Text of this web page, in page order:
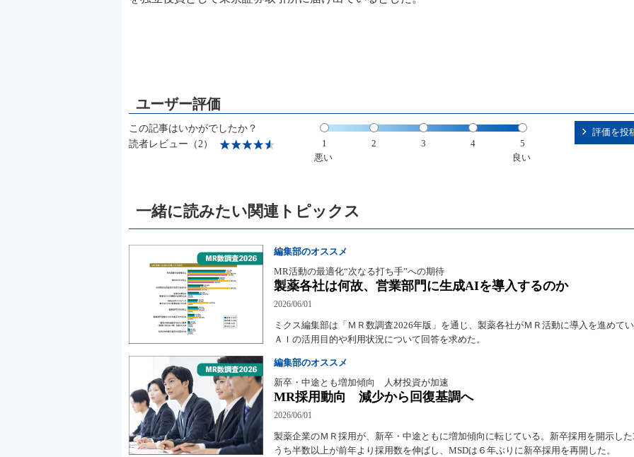
この記事はいかがでしたか？
読者レビュー（2）
1 2 3 4
5
悪い
良い
評価を投
一緒に読みたい関連トピックス
編集部のオススメ
MR活動の最適化“次なる打ち手”への期待
製薬各社は何故、営業部門に生成AIを導入するのか
2026/06/01
ミクス編集部は「ＭＲ数調査2026年版」を通じ、製薬各社がＭＲ活動に導入を進めて
ＡＩの活用目的や利用状況について回答を求めた。
編集部のオススメ
新卒・中途とも増加傾向 人材投資が加速
MR採用動向 減少から回復基調へ
2026/06/01
製薬企業のＭＲ採用が、新卒・中途ともに増加傾向に転じている。新卒採用を開示し
うち半数以上が前年より採用数を伸ばし、MSDは６年ぶりに新卒採用を再開した。